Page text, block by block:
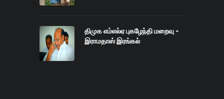
திமுக எம்எல்ஏ புகழேந்தி மறைவு -
இராமதாஸ் இரங்கல்